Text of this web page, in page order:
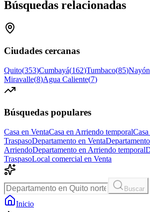
Búsquedas relacionadas
Ciudades cercanas
Quito(353)Cumbayá(162)Tumbaco(85)Nayón
Miravalle(8)Agua Caliente(7)
Búsquedas populares
Casa en VentaCasa en Arriendo temporalCasa
TraspasoDepartamento en Venta
ArriendoDepartamento en Arriendo temporal
TraspasoLocal comercial en Venta
Buscar
Inicio